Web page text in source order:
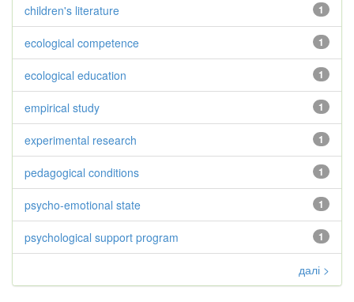
1
children's literature
1
ecological competence
1
ecological education
1
empirical study
1
experimental research
1
pedagogical conditions
1
psycho-emotional state
1
psychological support program
далі >